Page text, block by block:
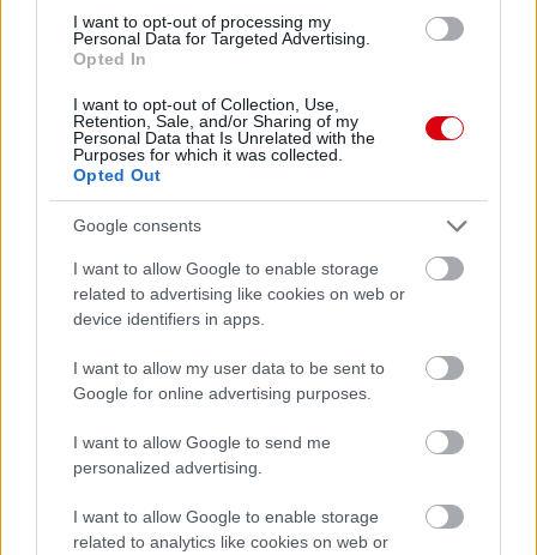
I want to opt-out of processing my
Personal Data for Targeted Advertising.
Opted In
I want to opt-out of Collection, Use,
Retention, Sale, and/or Sharing of my
Personal Data that Is Unrelated with the
Purposes for which it was collected.
Opted Out
Google consents
I want to allow Google to enable storage
related to advertising like cookies on web or
device identifiers in apps.
I want to allow my user data to be sent to
Google for online advertising purposes.
I want to allow Google to send me
personalized advertising.
I want to allow Google to enable storage
related to analytics like cookies on web or
0 nap 10 óra 15 perc 4 másodperc
Leeds Unitedvs Manchester United2026-08-12 20:30
AC MilanvsManchester United2026-08-15 18:00
ELŐZŐ MÉRKŐZÉSEK
Támogatás
Támogasd adományoddal
a ManUtdFanatics.hu működését!